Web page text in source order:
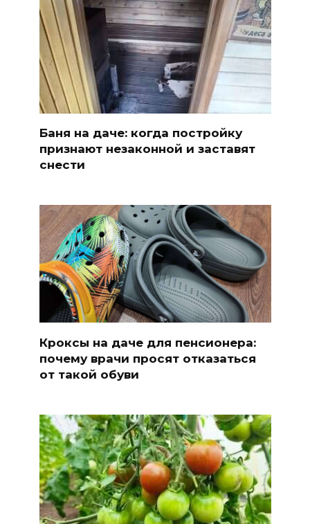
Баня на даче: когда постройку
признают незаконной и заставят
снести
Кроксы на даче для пенсионера:
почему врачи просят отказаться
от такой обуви